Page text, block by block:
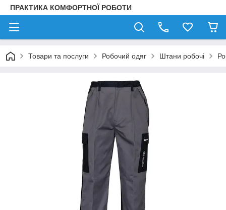
ПРАКТИКА КОМФОРТНОЇ РОБОТИ
Товари та послуги Робочий одяг Штани робочі